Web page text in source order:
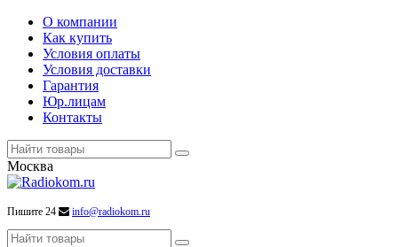
О компании
Как купить
Условия оплаты
Условия доставки
Гарантия
Юр.лицам
Контакты
Москва
Пишите 24 info@radiokom.ru